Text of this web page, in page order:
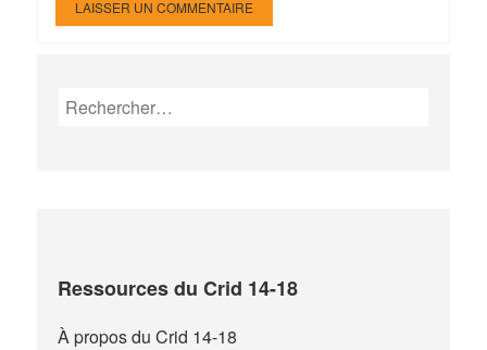
Rechercher :
Ressources du Crid 14-18
À propos du Crid 14-18